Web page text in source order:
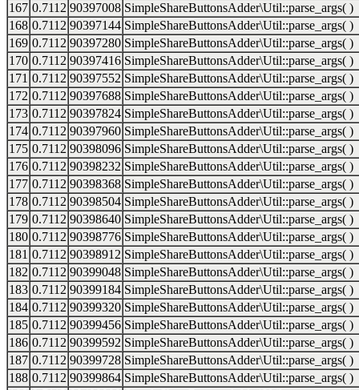
167 0.7112 90397008 SimpleShareButtonsAdder\Util::parse_args( )
168 0.7112 90397144 SimpleShareButtonsAdder\Util::parse_args( )
169 0.7112 90397280 SimpleShareButtonsAdder\Util::parse_args( )
170 0.7112 90397416 SimpleShareButtonsAdder\Util::parse_args( )
171 0.7112 90397552 SimpleShareButtonsAdder\Util::parse_args( )
172 0.7112 90397688 SimpleShareButtonsAdder\Util::parse_args( )
173 0.7112 90397824 SimpleShareButtonsAdder\Util::parse_args( )
174 0.7112 90397960 SimpleShareButtonsAdder\Util::parse_args( )
175 0.7112 90398096 SimpleShareButtonsAdder\Util::parse_args( )
176 0.7112 90398232 SimpleShareButtonsAdder\Util::parse_args( )
177 0.7112 90398368 SimpleShareButtonsAdder\Util::parse_args( )
178 0.7112 90398504 SimpleShareButtonsAdder\Util::parse_args( )
179 0.7112 90398640 SimpleShareButtonsAdder\Util::parse_args( )
180 0.7112 90398776 SimpleShareButtonsAdder\Util::parse_args( )
181 0.7112 90398912 SimpleShareButtonsAdder\Util::parse_args( )
182 0.7112 90399048 SimpleShareButtonsAdder\Util::parse_args( )
183 0.7112 90399184 SimpleShareButtonsAdder\Util::parse_args( )
184 0.7112 90399320 SimpleShareButtonsAdder\Util::parse_args( )
185 0.7112 90399456 SimpleShareButtonsAdder\Util::parse_args( )
186 0.7112 90399592 SimpleShareButtonsAdder\Util::parse_args( )
187 0.7112 90399728 SimpleShareButtonsAdder\Util::parse_args( )
188 0.7112 90399864 SimpleShareButtonsAdder\Util::parse_args( )